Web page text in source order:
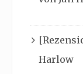
Harlow